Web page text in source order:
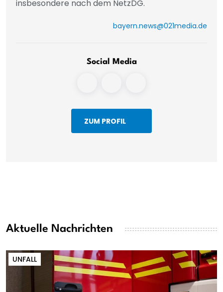
insbesondere nach dem NetzDG.
bayern.news@021media.de
Social Media
ZUM PROFIL
Aktuelle Nachrichten
UNFALL